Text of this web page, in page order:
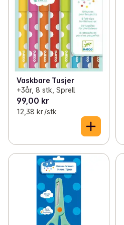
Vaskbare Tusjer
+3år, 8 stk, Sprell
99,00 kr
12,38 kr /stk